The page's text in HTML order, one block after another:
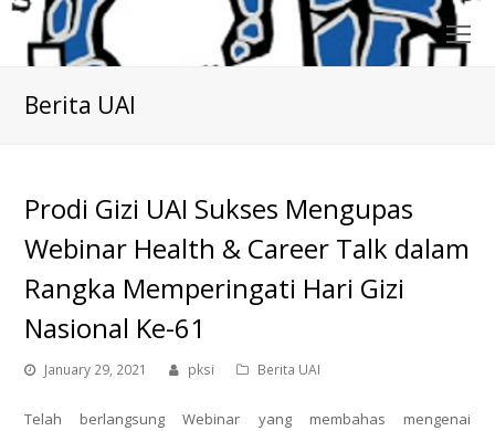
Berita UAI
Prodi Gizi UAI Sukses Mengupas
Webinar Health & Career Talk dalam
Rangka Memperingati Hari Gizi
Nasional Ke-61
January 29, 2021 pksi Berita UAI
Telah berlangsung Webinar yang membahas mengenai